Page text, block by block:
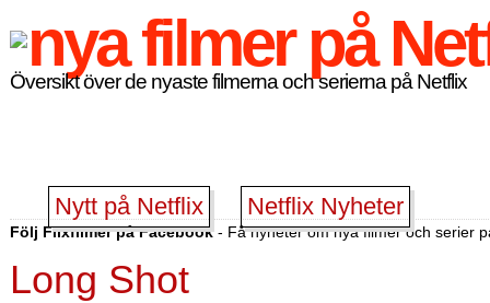
Översikt över de nyaste filmerna och serierna på Netflix
Nytt på Netflix Netflix Nyheter
Följ Flixfilmer på Facebook- Få nyheter om nya filmer och serier
Long Shot